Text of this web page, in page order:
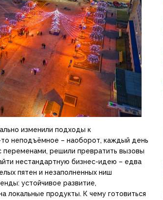
изменили подходы к
неподъёмное – наоборот, каждый день
переменами, решили превратить вызовы
нестандартную бизнес-идею – едва
пятен и незаполненных ниш
устойчивое развитие,
продукты. К чему готовиться